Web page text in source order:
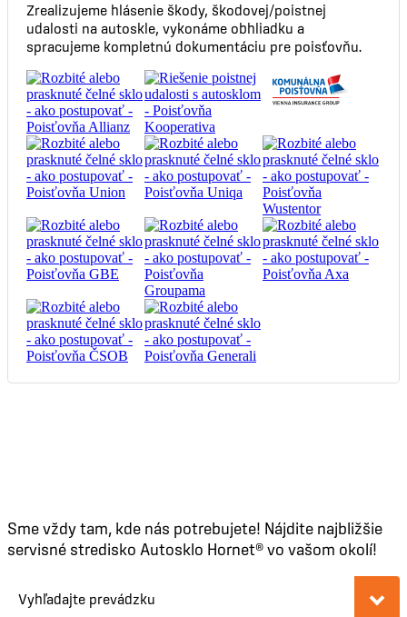
Zrealizujeme hlásenie škody, škodovej/poistnej
udalosti na autoskle, vykonáme obhliadku a
spracujeme kompletnú dokumentáciu pre poisťovňu.
Sme vždy tam, kde nás potrebujete! Nájdite najbližšie
servisné stredisko Autosklo Hornet® vo vašom okolí!
Vyhľadajte prevádzku